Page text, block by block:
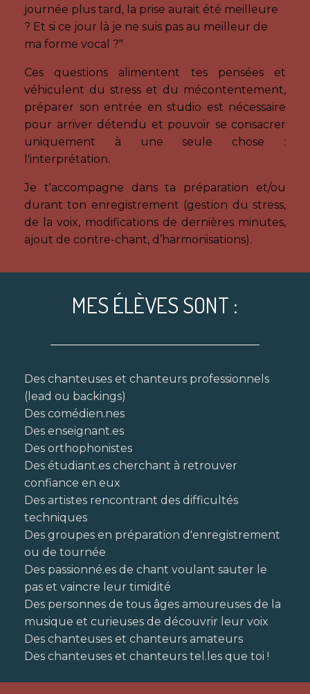
journée plus tard, la prise aurait été meilleure
? Et si ce jour là je ne suis pas au meilleur de
ma forme vocal ?"
Ces questions alimentent tes pensées et
véhiculent du stress et du mécontentement,
préparer son entrée en studio est nécessaire
pour arriver détendu et pouvoir se consacrer
uniquement à une seule chose :
l'interprétation.
Je t'accompagne dans ta préparation et/ou
durant ton enregistrement (gestion du stress,
de la voix, modifications de dernières minutes,
ajout de contre-chant, d’harmonisations).
MES ÉLÈVES SONT :
Des chanteuses et chanteurs professionnels
(lead ou backings)
Des comédien.nes
Des enseignant.es
Des orthophonistes
Des étudiant.es cherchant à retrouver
confiance en eux
Des artistes rencontrant des difficultés
techniques
Des groupes en préparation d'enregistrement
ou de tournée
Des passionné.es de chant voulant sauter le
pas et vaincre leur timidité
Des personnes de tous âges amoureuses de la
musique et curieuses de découvrir leur voix
Des chanteuses et chanteurs amateurs
Des chanteuses et chanteurs tel.les que toi !